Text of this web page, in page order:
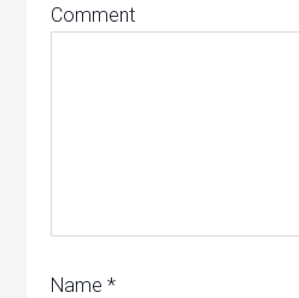
Comment
Name*